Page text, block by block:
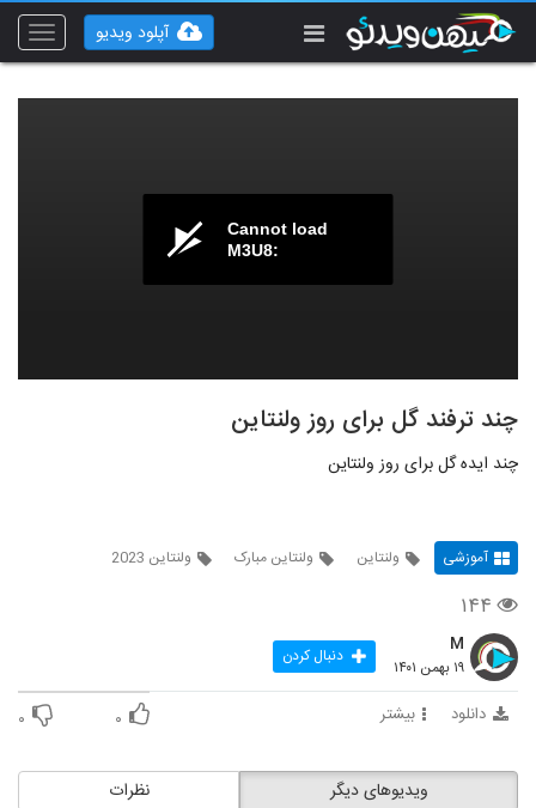
Toggle
آپلود ویدیو
Cannot load
M3U8:
چند ترفند گل برای روز ولنتاین
چند ایده گل برای روز ولنتاین
آموزشی ولنتاین ولنتاین مبارک ولنتاین 2023
۱۴۴
M
۱۹ بهمن ۱۴۰۱ دنبال کردن
دانلود بیشتر ۰ ۰
نظرات ویدیوهای دیگر